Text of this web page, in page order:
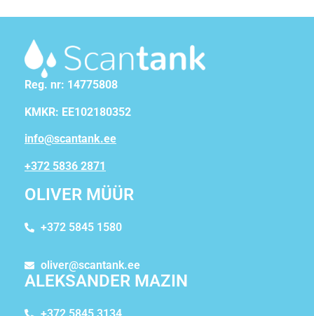
Reg. nr: 14775808
KMKR: EE102180352
info@scantank.ee
+372 5836 2871
OLIVER MÜÜR
+372 5845 1580
oliver@scantank.ee
ALEKSANDER MAZIN